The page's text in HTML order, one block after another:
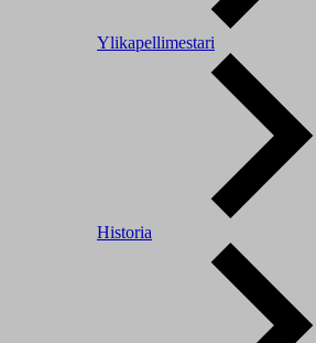
Ylikapellimestari
Historia